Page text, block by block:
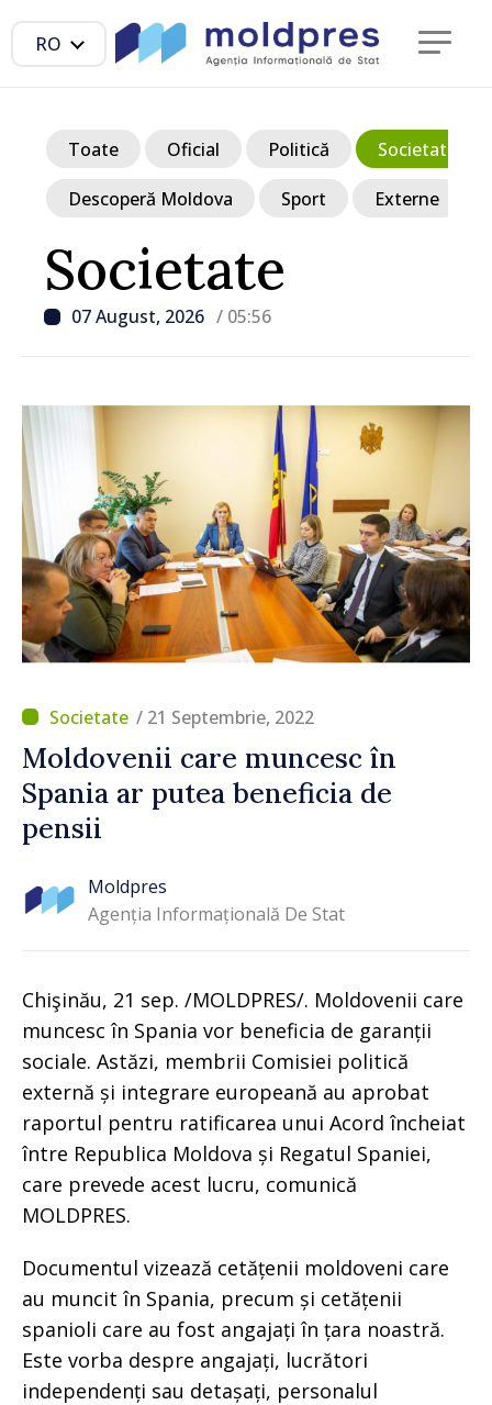
RO
Societate
07 August, 2026 / 05:56
Toate Oficial Politică Societate
Descoperă Moldova Sport Externe
/ 21 Septembrie, 2022
Moldovenii care muncesc în
Spania ar putea beneficia de
pensii
Moldpres
Agenția Informațională De Stat
Chişinău, 21 sep. /MOLDPRES/. Moldovenii care
muncesc în Spania vor beneficia de garanții
sociale. Astăzi, membrii Comisiei politică
externă și integrare europeană au aprobat
raportul pentru ratificarea unui Acord încheiat
între Republica Moldova și Regatul Spaniei,
care prevede acest lucru, comunică
MOLDPRES.
Documentul vizează cetățenii moldoveni care
au muncit în Spania, precum și cetățenii
spanioli care au fost angajați în țara noastră.
Este vorba despre angajați, lucrători
independenți sau detașați, personalul